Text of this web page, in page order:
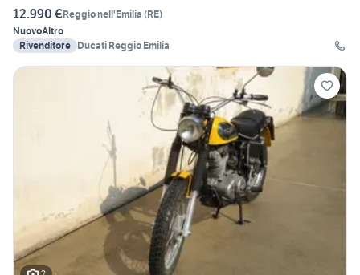
12.990 €Reggio nell'Emilia (RE)
NuovoAltro
Rivenditore Ducati Reggio Emilia